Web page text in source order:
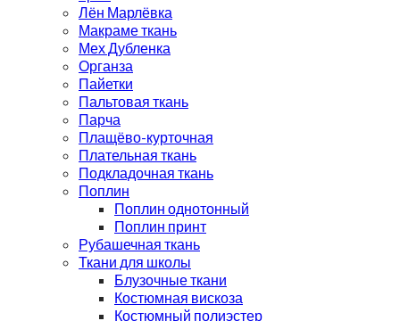
Лён Марлёвка
Макраме ткань
Мех Дубленка
Органза
Пайетки
Пальтовая ткань
Парча
Плащёво-курточная
Плательная ткань
Подкладочная ткань
Поплин
Поплин однотонный
Поплин принт
Рубашечная ткань
Ткани для школы
Блузочные ткани
Костюмная вискоза
Костюмный полиэстер